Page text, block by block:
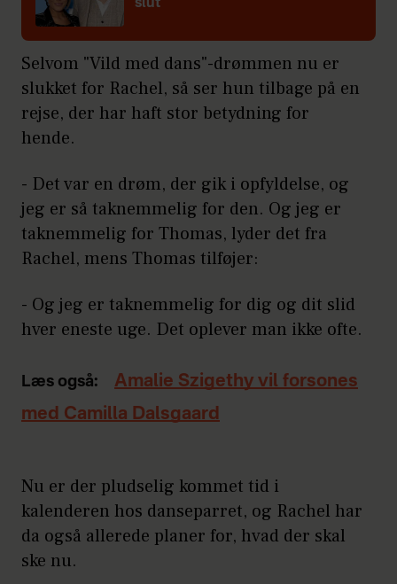
slut
Selvom "Vild med dans"-drømmen nu er
slukket for Rachel, så ser hun tilbage på en
rejse, der har haft stor betydning for
hende.
- Det var en drøm, der gik i opfyldelse, og
jeg er så taknemmelig for den. Og jeg er
taknemmelig for Thomas, lyder det fra
Rachel, mens Thomas tilføjer:
- Og jeg er taknemmelig for dig og dit slid
hver eneste uge. Det oplever man ikke ofte.
Læs også:
Amalie Szigethy vil forsones
med Camilla Dalsgaard
Nu er der pludselig kommet tid i
kalenderen hos danseparret, og Rachel har
da også allerede planer for, hvad der skal
ske nu.